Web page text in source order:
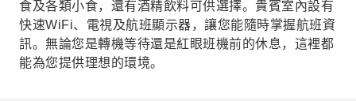
食及各類小食，還有酒精飲料可供選擇。貴賓室內設有
快速WiFi、電視及航班顯示器，讓您能隨時掌握航班資
訊。無論您是轉機等待還是紅眼班機前的休息，這裡都
能為您提供理想的環境。